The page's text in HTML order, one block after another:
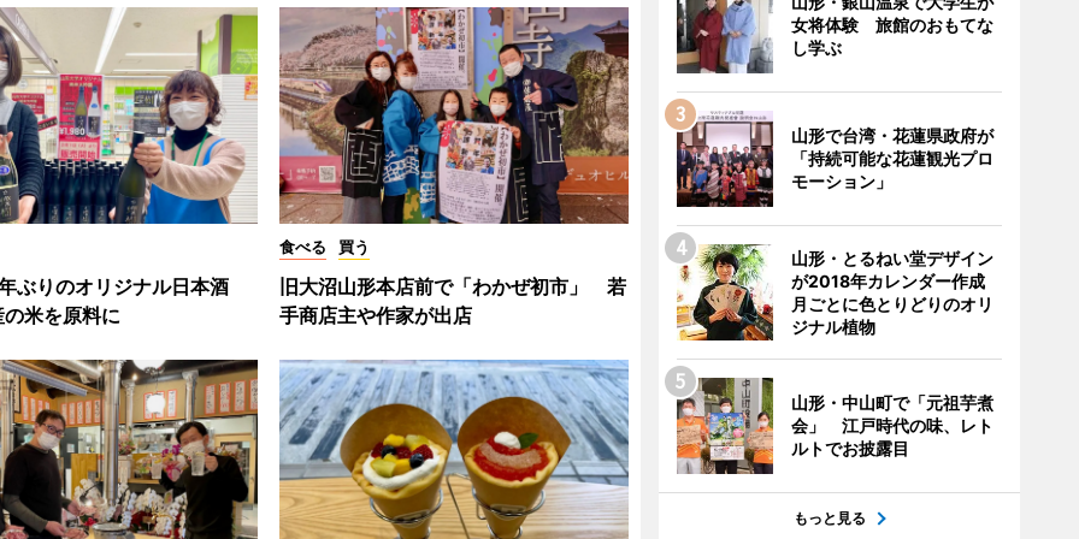
ぶりのオリジナル日本酒
米を原料に
食べる 買う
旧大沼山形本店前で「わかぜ初市」 若
手商店主や作家が出店
女将体験 旅館のおもてな
し学ぶ
山形で台湾・花蓮県政府が
「持続可能な花蓮観光プロ
モーション」
山形・とるねい堂デザイン
が2018年カレンダー作成
月ごとに色とりどりのオリ
ジナル植物
山形・中山町で「元祖芋煮
会」 江戸時代の味、レト
ルトでお披露目
もっと見る